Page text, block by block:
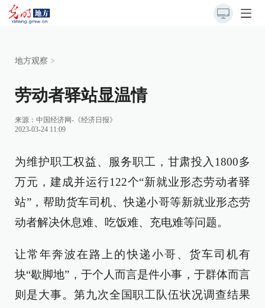
地方观察 >
劳动者驿站显温情
来源： 中国经济网-《经济日报》
2023-03-24 11:09
为维护职工权益、服务职工，甘肃投入1800多
万元，建成并运行122个“新就业形态劳动者驿
站”，帮助货车司机、快递小哥等新就业形态劳
动者解决休息难、吃饭难、充电难等问题。
让常年奔波在路上的快递小哥、货车司机有
块“歇脚地”，于个人而言是件小事，于群体而言
则是大事。第九次全国职工队伍状况调查结果